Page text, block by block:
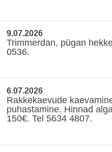
9.07.2026
Trimmerdan, pügan
0536.
6.07.2026
Rakkekaevude
puhastamine. Hinnad
150€. Tel 5634 4807.